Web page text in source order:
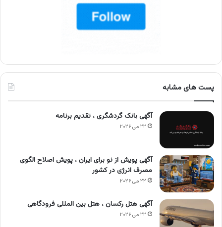
پست های مشابه
آگهی بانک گردشگری ، تقدیم برنامه
۲۲ می ۲۰۲۶
آگهی پویش از نو برای ایران ، پویش اصلاح الگوی
مصرف انرژی در کشور
۲۲ می ۲۰۲۶
آگهی هتل رکسان ، هتل بین المللی فرودگاهی
۲۲ می ۲۰۲۶